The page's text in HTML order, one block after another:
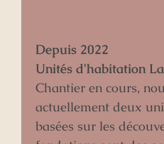
Depuis 2022
Unités d'habitation
Chantier en cours,
actuellement deux
basées sur les